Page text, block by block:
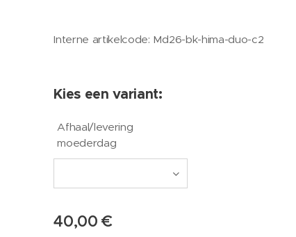
Interne artikelcode: Md26-bk-hima-duo-c2
Kies een variant:
Afhaal/levering
moederdag
40,00 €